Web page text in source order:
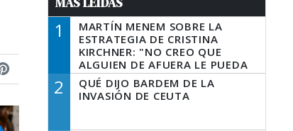
1
MARTÍN MENEM SOBRE LA
ESTRATEGIA DE CRISTINA
KIRCHNER: "NO CREO QUE
ALGUIEN DE AFUERA LE PUEDA
DECIR A LA JUSTICIA LO QUE
TIENE QUE HACER"
2
QUÉ DIJO BARDEM DE LA
INVASIÓN DE CEUTA